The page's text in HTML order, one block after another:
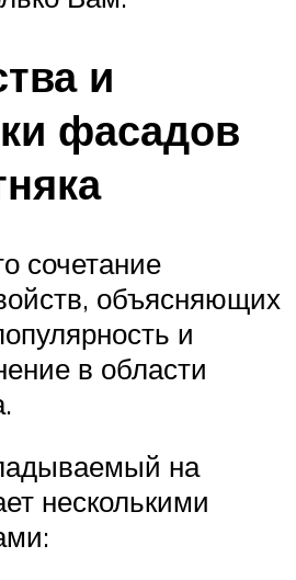
и
фасадов
сочетание
объясняющих
и
в области
на
несколькими